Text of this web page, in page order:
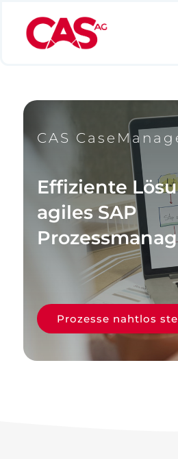
Inhalt
springen
Industry
Retail
Lösungen
Über uns
nach:
CAS
Effiziente
agiles SAP
Prozesse nahtlos